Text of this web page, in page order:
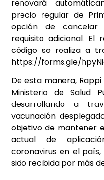
renovará
precio regular de
opción de cancelar
requisito adicional.
código se realiza a
https://forms.gle/
De esta manera,
Ministerio de Salud
desarrollando a
vacunación
objetivo de mantener
actual de
coronavirus en el
sido recibida por más